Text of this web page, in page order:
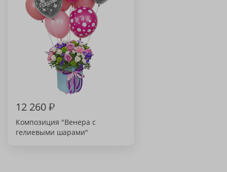
12 260₽
Композиция "Венера с
гелиевыми шарами"